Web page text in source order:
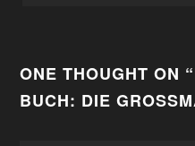
ONE THOUGHT ON “
BUCH: DIE